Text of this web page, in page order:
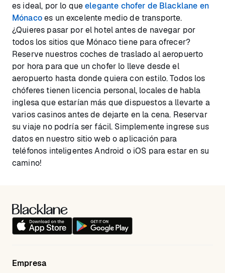
es ideal, por lo queelegante chofer de Blacklane en
Mónacoes un excelente medio de transporte.
¿Quieres pasar por el hotel antes de navegar por
todos los sitios que Mónaco tiene para ofrecer?
Reserve nuestros coches de traslado al aeropuerto
por hora para que un chofer lo lleve desde el
aeropuerto hasta donde quiera con estilo. Todos los
chóferes tienen licencia personal, locales de habla
inglesa que estarían más que dispuestos a llevarte a
varios casinos antes de dejarte en la cena. Reservar
su viaje no podría ser fácil. Simplemente ingrese sus
datos en nuestro sitio web o aplicación para
teléfonos inteligentes Android o iOS para estar en su
camino!
Empresa